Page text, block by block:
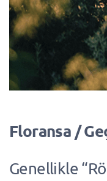
Floransa /
Genellikle